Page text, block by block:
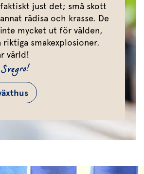
just det; små skott
rädisa och krasse. De
inte mycket ut för välden,
riktiga smakexplosioner.
värld!